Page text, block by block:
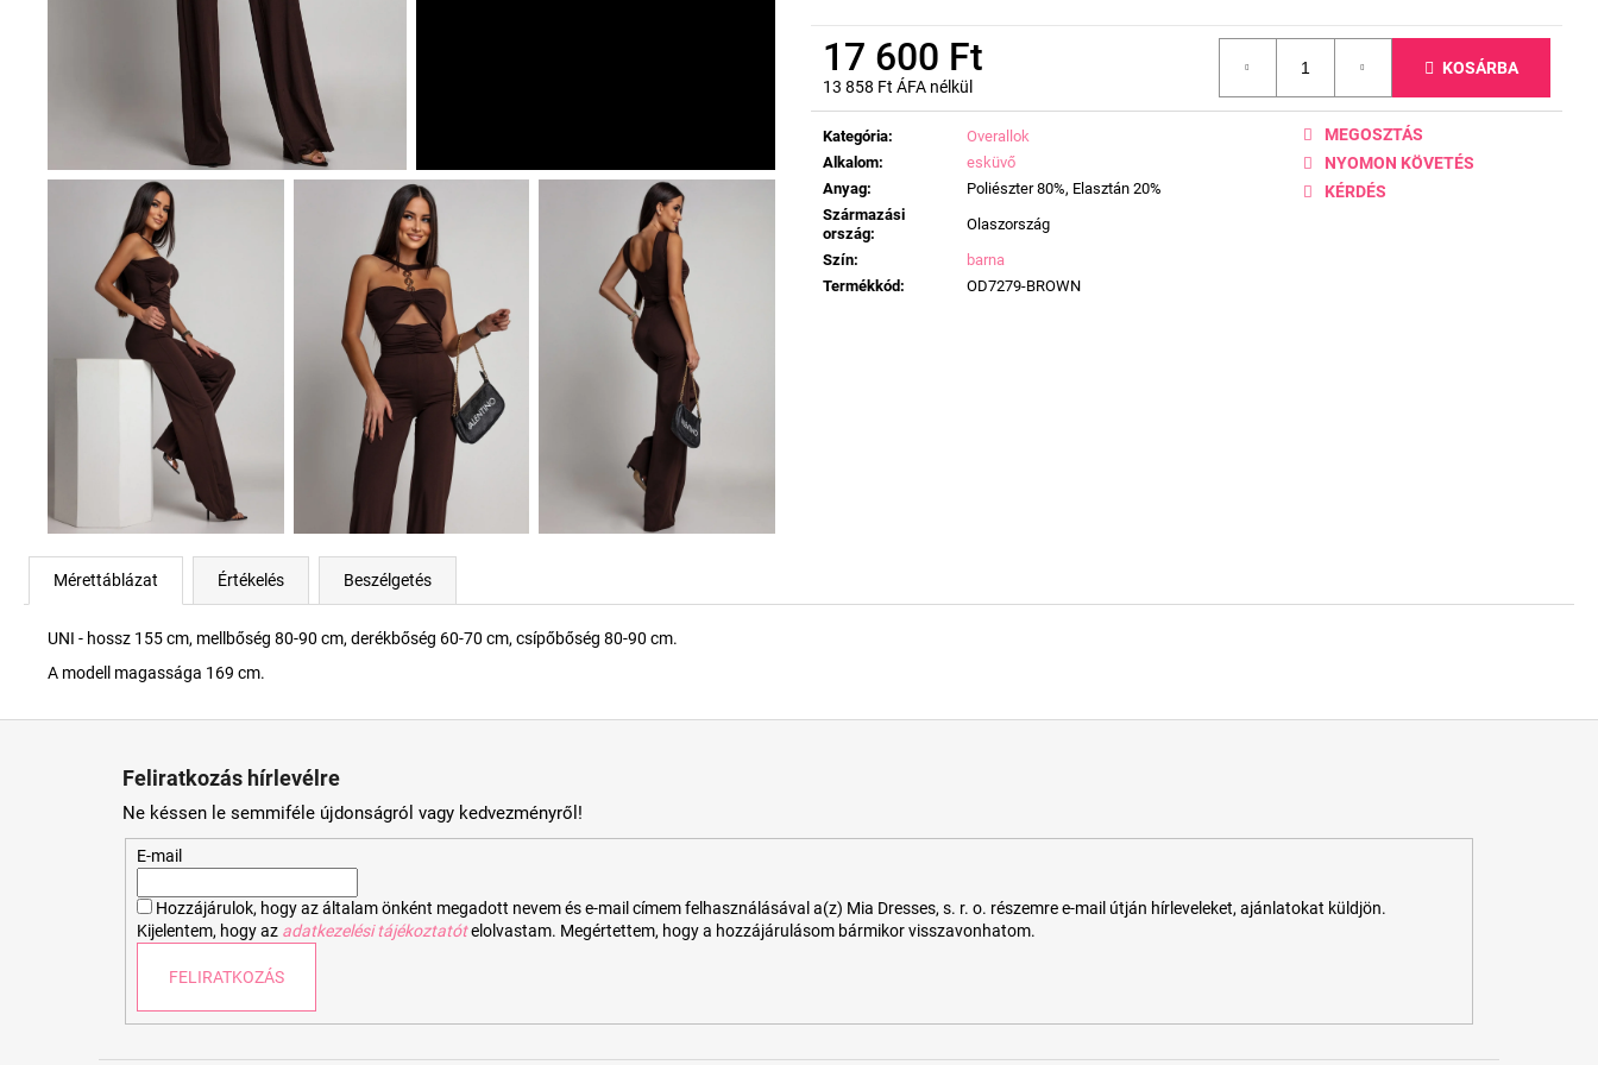
17 600 Ft
13 858 Ft ÁFA nélkül
Egységár:
KOSÁRBA
Kategória:
Overallok
Alkalom:
esküvő
Anyag:
Poliészter 80%, Elasztán 20%
Származási
ország:
Olaszország
Szín:
barna
Termékkód: OD7279-BROWN
KÉRDÉS
NYOMON KÖVETÉS
MEGOSZTÁS
Mérettáblázat Értékelés Beszélgetés
UNI - hossz 155 cm, mellbőség 80-90 cm, derékbőség 60-70 cm, csípőbőség 80-90 cm.
A modell magassága 169 cm.
Feliratkozás hírlevélre
Ne késsen le semmiféle újdonságról vagy kedvezményről!
E-mail
Hozzájárulok, hogy az általam önként megadott nevem és e-mail címem felhasználásával a(z) Mia Dresses, s. r. o. részemre e-mail útján hírleveleket, ajánlatokat küldjön.
Kijelentem, hogy az adatkezelési tájékoztatót elolvastam. Megértettem, hogy a hozzájárulásom bármikor visszavonhatom.
FELIRATKOZÁS